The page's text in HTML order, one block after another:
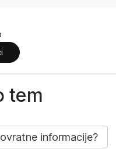
tem
informacije?